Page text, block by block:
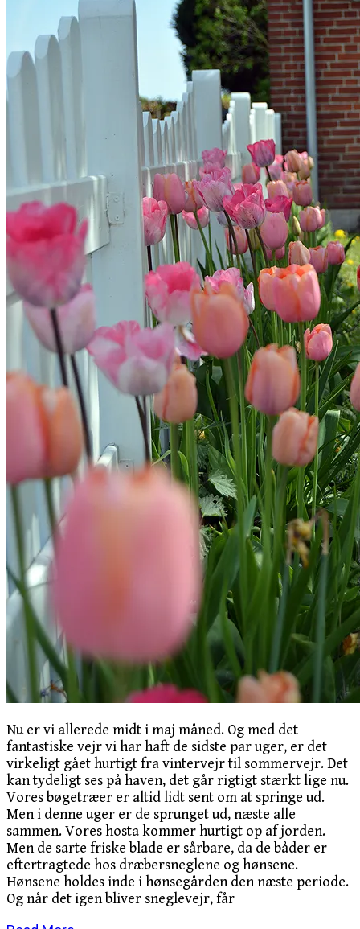
Nu er vi allerede midt i maj måned. Og med det
fantastiske vejr vi har haft de sidste par uger, er det
virkeligt gået hurtigt fra vintervejr til sommervejr. Det
kan tydeligt ses på haven, det går rigtigt stærkt lige nu.
Vores bøgetræer er altid lidt sent om at springe ud.
Men i denne uger er de sprunget ud, næste alle
sammen. Vores hosta kommer hurtigt op af jorden.
Men de sarte friske blade er sårbare, da de båder er
eftertragtede hos dræbersneglene og hønsene.
Hønsene holdes inde i hønsegården den næste periode.
Og når det igen bliver sneglevejr, får